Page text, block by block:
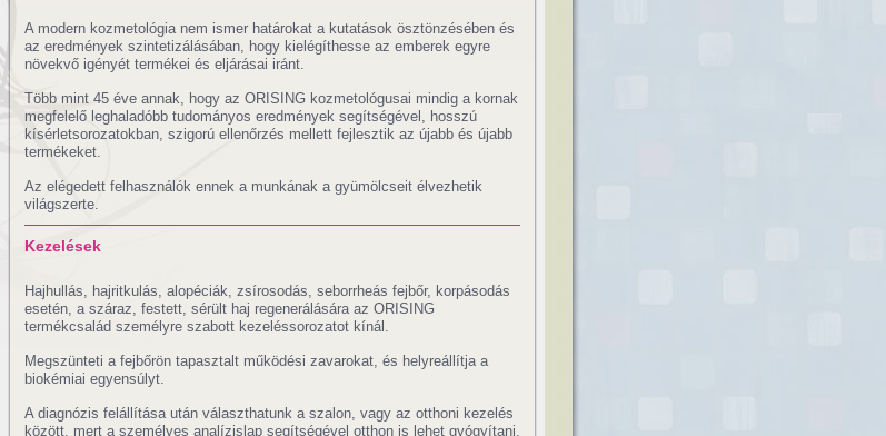
Lézeres hajhosszabbítás és
dúsítás
A modern kozmetológia nem ismer határokat a kutatások ösztönzésében és
az eredmények szintetizálásában, hogy kielégíthesse az emberek egyre
növekvő igényét termékei és eljárásai iránt.
Több mint 45 éve annak, hogy az ORISING kozmetológusai mindig a kornak
megfelelő leghaladóbb tudományos eredmények segítségével, hosszú
kísérletsorozatokban, szigorú ellenőrzés mellett fejlesztik az újabb és újabb
termékeket.
Az elégedett felhasználók ennek a munkának a gyümölcseit élvezhetik
világszerte.
Kezelések
Hajhullás, hajritkulás, alopéciák, zsírosodás, seborrheás fejbőr, korpásodás
esetén, a száraz, festett, sérült haj regenerálására az ORISING
termékcsalád személyre szabott kezeléssorozatot kínál.
Megszünteti a fejbőrön tapasztalt működési zavarokat, és helyreállítja a
biokémiai egyensúlyt.
A diagnózis felállítása után választhatunk a szalon, vagy az otthoni kezelés
között, mert a személyes analízislap segítségével otthon is lehet gyógyítani,